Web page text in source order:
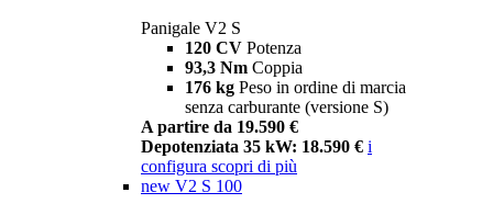
Panigale V2 S
120 CV Potenza
93,3 Nm Coppia
176 kg Peso in ordine di marcia
senza carburante (versione S)
A partire da 19.590 €
Depotenziata 35 kW: 18.590 € i
configura scopri di più
new V2 S 100